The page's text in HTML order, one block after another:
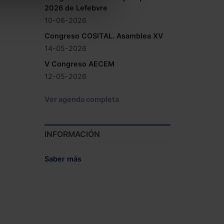
2026 de Lefebvre
10-06-2026
Congreso COSITAL. Asamblea XV
14-05-2026
V Congreso AECEM
12-05-2026
Ver agenda completa
INFORMACIÓN
Saber más